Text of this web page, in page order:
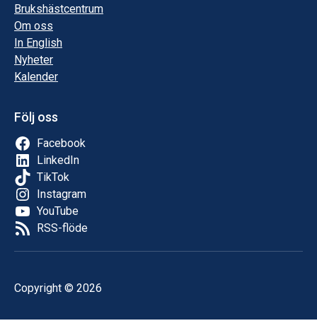
Brukshästcentrum
Om oss
In English
Nyheter
Kalender
Följ oss
Facebook
LinkedIn
TikTok
Instagram
YouTube
RSS-flöde
Copyright © 2026